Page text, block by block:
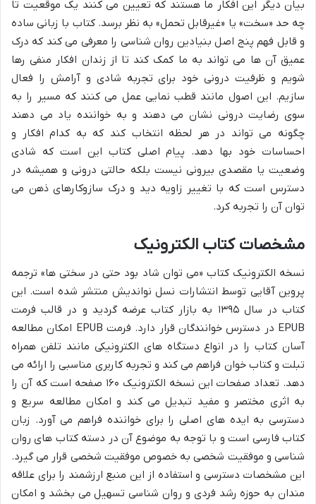
بیان دیگر این افکار ما هستند که تعیین می کنند یک موقعیت تا
چه حد «سخت» یا «غیرقابل تحمل» به نظر برسد. کتاب با زبانی ساده
و قابل فهم پنج اصل بنیادین روان شناسی را معرفی می کند که درک
عمیق آن ها می تواند به ما کمک کند تا از زندان افکار منفی رها
شویم و ظرفیت درونی خود برای تجربه شادی و آرامش را فعال
سازیم. این اصول مانند قطب نمایی عمل می کنند که مسیر را به
سوی رضایت درونی نشان می دهند و به خواننده یاد می دهند
چگونه می تواند در هر لحظه انتخاب کند که به کدام افکار و
احساسات خود بها دهد. پیام اصلی کتاب این است که شادی
وضعیت یا مقصدی بیرونی نیست بلکه حالتی درونی و همیشه در
دسترس است که با تغییر زاویه دید و درک سازوکارهای ذهن می
توان آن را تجربه کرد.
مشخصات کتاب الکترونیک
نسخه الکترونیک کتاب «می توان شاد بود حتی در سختی ها» ترجمه
پروین آقایی توسط انتشارات نسل نواندیش منتشر شده است. این
کتاب در سال ۱۳۹۵ به بازار کتاب عرضه گردید و در قالب فرمت
EPUB در دسترس خوانندگان قرار دارد. فرمت EPUB امکان مطالعه
آسان کتاب را در انواع دستگاه های الکترونیکی مانند تلفن همراه
تبلت و کتاب خوان فراهم می کند و تجربه کاربری مناسبی را ارائه می
دهد. تعداد صفحات این نسخه الکترونیک ۱۶۰ صفحه است که آن را
به اثری مختصر و مفید تبدیل می کند و امکان مطالعه سریع و
دسترسی به ایده های اصلی را برای خواننده فراهم می آورد. زبان
کتاب فارسی است و با توجه به موضوع آن در دسته کتاب های روان
شناسی و موفقیت شخصی به خصوص موفقیت شخصی قرار می گیرد.
این مشخصات دسترسی و استفاده از این منبع ارزشمند را برای علاقه
مندان به حوزه رشد فردی و روان شناسی تسهیل می بخشد و امکان